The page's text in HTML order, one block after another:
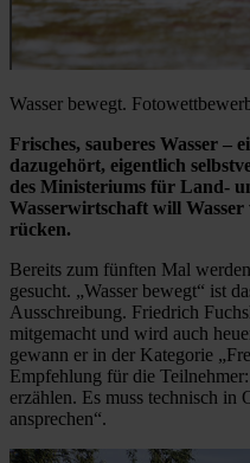
Wasser bewegt.
Frisches, sauberes Wasser –
dazugehört, eigentlich
des Ministeriums für Land-
Wasserwirtschaft will
rücken.
Bereits zum fünften Mal
gesucht. „Wasser bewegt“ ist
Ausschreibung. Friedrich
mitgemacht und wird auch
gewann er in der Kategorie
Empfehlung für die
erzählen. Es muss technisch in
ansprechen“.